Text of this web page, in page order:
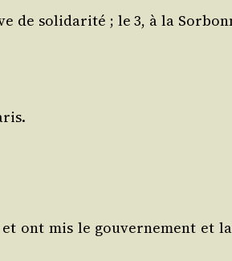
de soli­da­ri­té ; le 3, à la
ont mis le gou­ver­ne­ment et